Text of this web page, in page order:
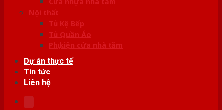
Nội thất
Tủ Kệ Bếp
Tủ Quần Áo
Phụ kiện cửa nhà tắm
Dự án thực tế
Tin tức
Liên hệ